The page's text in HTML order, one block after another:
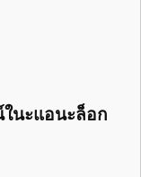
นะแอนะล็อก